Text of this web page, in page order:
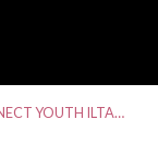
YOUTH ILTA…